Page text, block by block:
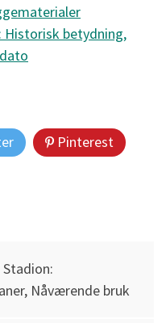
betydning,
Pinterest
Stadion:
Nåværende bruk